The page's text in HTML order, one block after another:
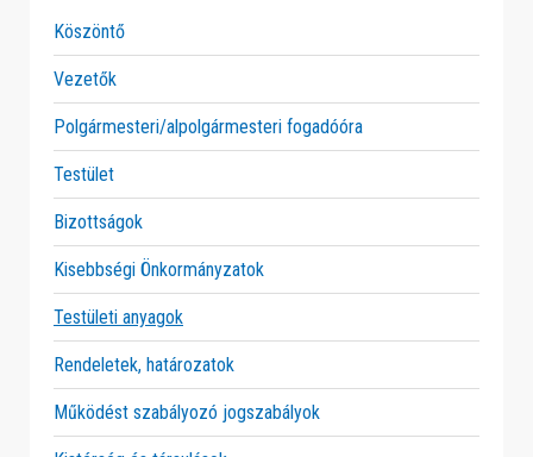
Köszöntő
Vezetők
Polgármesteri/alpolgármesteri fogadóóra
Testület
Bizottságok
Kisebbségi Önkormányzatok
Testületi anyagok
Rendeletek, határozatok
Működést szabályozó jogszabályok